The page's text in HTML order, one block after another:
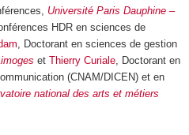
Université Paris Dauphine –
HDR en sciences de
, Doctorant en sciences de gestion
et Thierry Curiale, Doctorant en
(CNAM/DICEN) et en
national des arts et métiers